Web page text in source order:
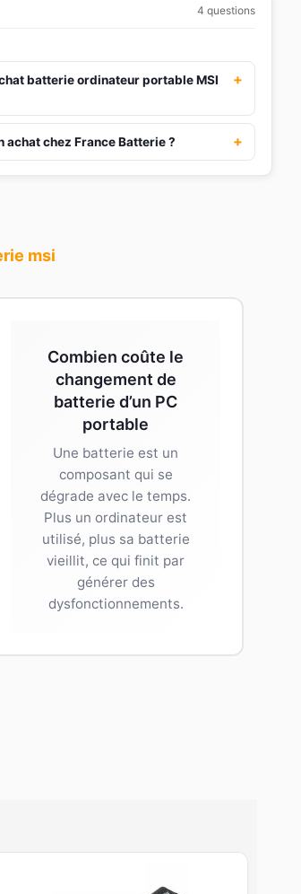
4 questions
batterie ordinateur portable MSI
+
chez France Batterie ? +
msi
Combien coûte le
changement de
batterie d’un PC
portable
Une batterie est un
composant qui se
dégrade avec le temps.
Plus un ordinateur est
utilisé, plus sa batterie
vieillit, ce qui finit par
générer des
dysfonctionnements.